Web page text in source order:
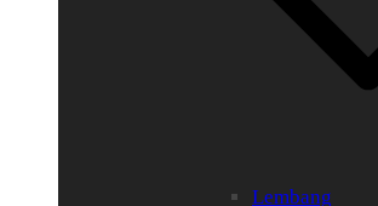
Lembang